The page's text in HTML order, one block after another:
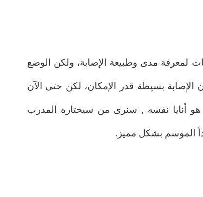
لمعرفة مدى وطبيعة الإصابة، ولكن الوضع
الإصابة بسيطة قدر الإمكان، لكن حتى الآن
هو أنايا نفسه , سنرى من سيختاره المدرب
الموسم بشكل مميز.